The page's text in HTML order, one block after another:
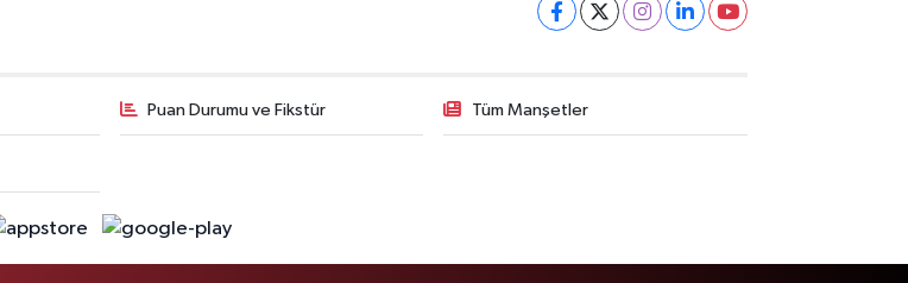
Puan Durumu ve Fikstür Tüm Manşetler